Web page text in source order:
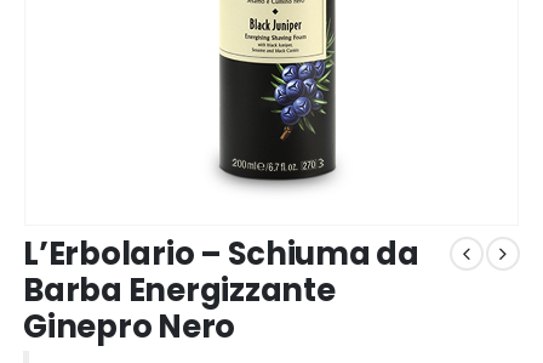
L’Erbolario – Schiuma da
Barba Energizzante
Ginepro Nero